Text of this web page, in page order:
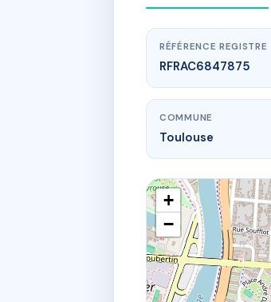
RÉFÉRENCE REGISTRE
RFRAC6847875
COMMUNE
Toulouse
+
−